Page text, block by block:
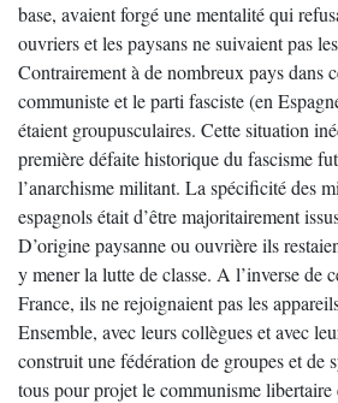
base, avaient forgé une mentalité qui
ouvriers et les paysans ne suivaient pas
Contrairement à de nombreux pays dans
communiste et le parti fasciste (en
étaient groupusculaires. Cette situation
première défaite historique du fascisme
l’anarchisme militant. La spécificité des
espagnols était d’être majoritairement
D’origine paysanne ou ouvrière ils
y mener la lutte de classe. A l’inverse de
France, ils ne rejoignaient pas les
Ensemble, avec leurs collègues et avec
construit une fédération de groupes et de
tous pour projet le communisme libertaire